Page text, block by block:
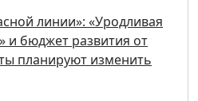
линии»: «Уродливая
и бюджет развития от
планируют изменить